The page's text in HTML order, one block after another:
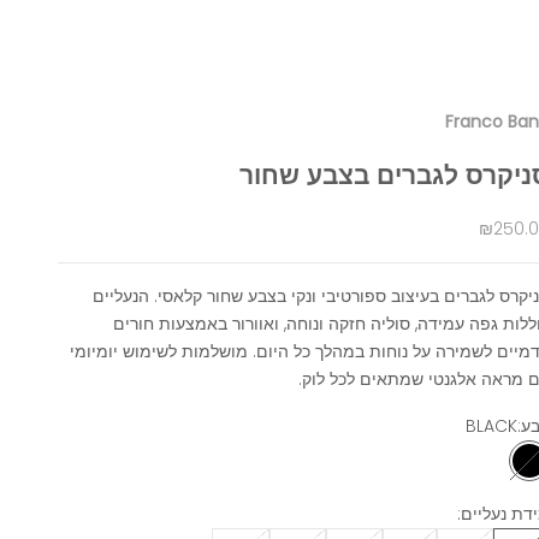
Franco
לגברים בצבע שחור
מבצע
לגברים בעיצוב ספורטיבי ונקי בצבע שחור קלאסי. הנעליים
גפה עמידה, סוליה חזקה ונוחה, ואוורור באמצעות חורים
לשמירה על נוחות במהלך כל היום. מושלמות לשימוש יומיומי
מראה אלגנטי שמתאים לכל לוק.
BLACK
BLACK
נעליים: